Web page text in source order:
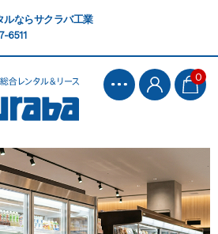
庫レンタルならサクラバ工業
6511
0